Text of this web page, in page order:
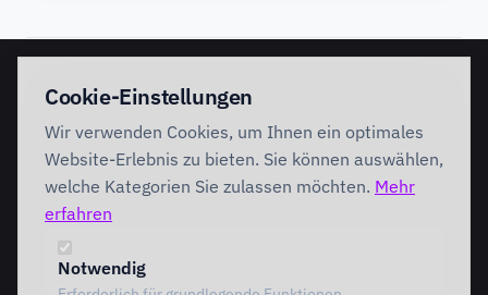
Discovery Workshop
Förderung
INTERVENTION
AI Intervention
AI Governance
Foundation
Performing
Branchenlösungen
Cookie-Einstellungen
Wir verwenden Cookies, um Ihnen ein optimales
Website-Erlebnis zu bieten. Sie können auswählen,
welche Kategorien Sie zulassen möchten. Mehr
erfahren
Notwendig